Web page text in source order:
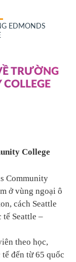
EDMONDS
TRƯỜNG
College
Community
ở vùng ngoại ô
cách Seattle
tế Seattle –
theo học,
đến từ 65 quốc